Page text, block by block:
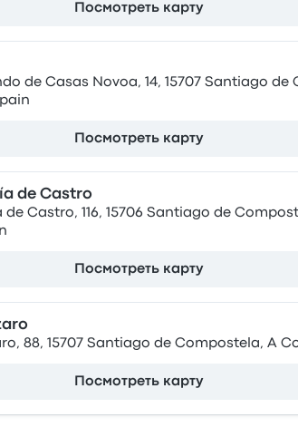
Посмотреть карту
de Casas Novoa, 14, 15707 Santiago de
Посмотреть карту
de Castro
de Castro, 116, 15706 Santiago de
Посмотреть карту
88, 15707 Santiago de Compostela, A
Посмотреть карту